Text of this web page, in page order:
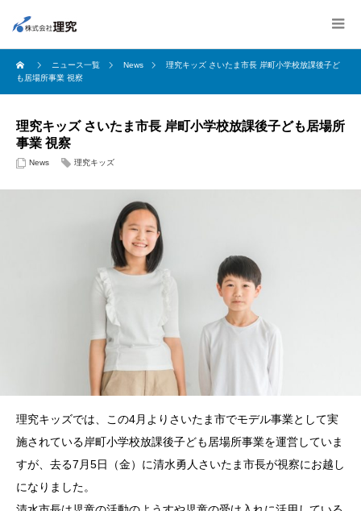
ニュース一覧 News
理究キッズ さいたま市長 岸町小学校放課後子ど
も居場所事業 視察
理究キッズ さいたま市長 岸町小学校放課後子ども居場所
事業 視察
News 理究キッズ
理究キッズでは、この4月よりさいたま市でモデル事業として実
施されている岸町小学校放課後子ども居場所事業を運営していま
すが、去る7月5日（金）に清水勇人さいたま市長が視察にお越し
になりました。